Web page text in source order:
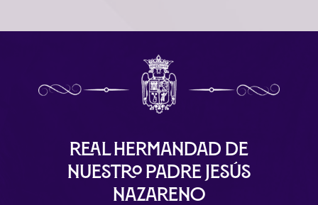
Real Hermandad de
Nuestro Padre Jesús
Nazareno